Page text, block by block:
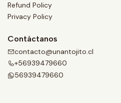
Refund Policy
Privacy Policy
Contáctanos
contacto@unantojito.cl
+56939479660
56939479660